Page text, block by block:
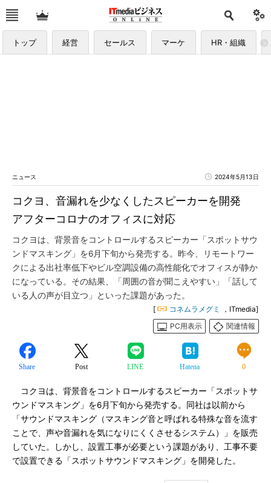
トップ 経営 セールス マーケ HR・組織
ニュース 2024年5月13日
コクヨ、音漏れを少なくしたスピーカーを開発
アフターコロナのオフィスに対応
コクヨは、背景音をコントロールするスピーカー「スポットサウ
ンドマスキング」を6月下旬から発売する。昨今、リモートワー
クによる出社率低下やビル空調設備の高性能化でオフィスが静か
になっている。その結果、「周囲の音が聞こえやすい」「話して
いる人の声が目立つ」といった課題があった。
[ コネムラメグミ
，ITmedia]
PC用表示
関連情報
Share Post LINE Hatena 0
コクヨは、背景音をコントロールするスピーカー「スポットサ
ウンドマスキング」を6月下旬から発売する。同社は以前から
「サウンドマスキング（マスキング音と呼ばれる特殊な音を流す
ことで、声や音漏れを気になりにくくさせるシステム）」を販売
していた。しかし、設置工事が必要という課題があり、工事不要
で設置できる「スポットサウンドマスキング」を開発した。